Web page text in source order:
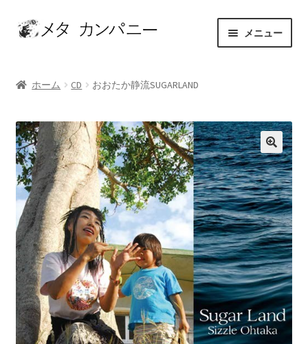
ナ
ビ
ー
ン
へ
ス
キ
ッ
プ
コ
ン
ン
ス
キ
ッ
プ
メニュー
お問い合わせ
カート
ショップ
セレクト
マイアカウント
レーベル
ホーム CD おおたか静流SUGARLAND